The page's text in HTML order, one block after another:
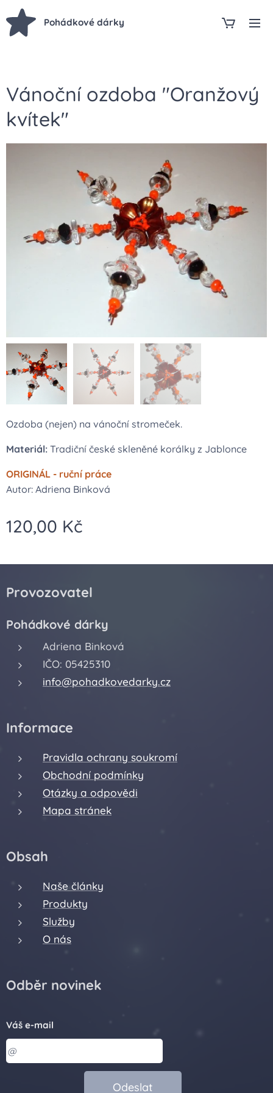
Pohádkové dárky
Vánoční ozdoba "Oranžový
kvítek"
Ozdoba (nejen) na vánoční stromeček.
Materiál: Tradiční české skleněné korálky z Jablonce
ORIGINÁL - ruční práce
Autor: Adriena Binková
120,00 Kč
Provozovatel
Pohádkové dárky
Adriena Binková
IČO: 05425310
info@pohadkovedarky.cz
Informace
Pravidla ochrany soukromí
Obchodní podmínky
Otázky a odpovědi
Mapa stránek
Obsah
Naše články
Produkty
Služby
O nás
Odběr novinek
Váš e-mail
Odeslat